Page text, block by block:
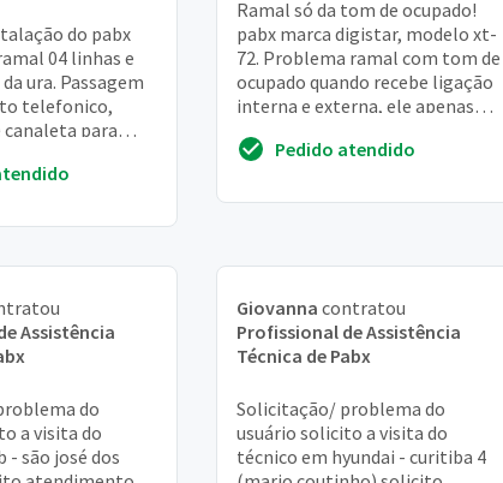
do pabx
04 linhas e
ura. Passagem
telefonico,
para
Ramal só da tom de ocupado!
pabx marca digistar, modelo xt-
72. Problema ramal com tom de
ocupado quando recebe ligação
interna e externa, ele apenas
com tom ...
Pedido atendido
Assistência
do
a visita do
- são josé dos
Giovanna contratou
Profissional de Assistência
Técnica de Pabx
Solicitação/ problema do
usuário solicito a visita do
técnico em hyundai - curitiba 4